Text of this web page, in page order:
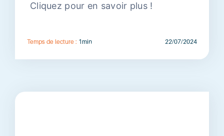
Cliquez pour en savoir plus !
Temps de lecture : 1min 22/07/2024